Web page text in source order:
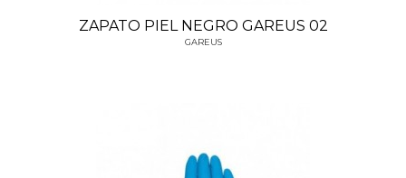
ZAPATO PIEL NEGRO GAREUS 02
GAREUS